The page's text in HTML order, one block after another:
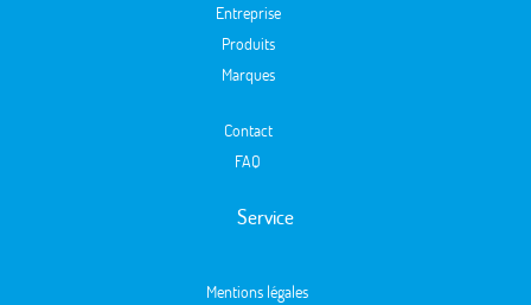
Entreprise
Produits
Marques
Contact
FAQ
Service
Mentions légales